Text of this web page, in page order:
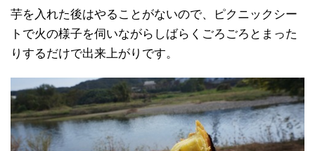
芋を入れた後はやることがないので、ピクニックシー
トで火の様子を伺いながらしばらくごろごろとまった
りするだけで出来上がりです。